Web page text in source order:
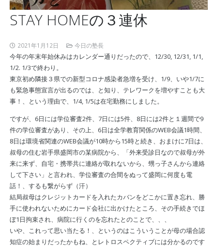
STAY HOMEの３連休
2021年1月12日 今日の塾長
今年の年末年始休みはカレンダー通りだったので、12/30, 12/31, 1/1,
1/2. 1/3で終わり。
東京初め隣接３県での新型コロナ感染者急増を受け、1/9、いや1/7に
も緊急事態宣言が出るのでは、と知り、テレワークを増やすことも大
事！、という理由で、1/4, 1/5は在宅勤務にしました。
ですが、6日には学位審査2件、7日には5件、8日には2件と１週間で9
件の学位審査があり、その上、6日は全学教育関係のWEB会議1時間、
8日は環境省関連のWEB会議が10時から15時と続き、おまけに7日は、
叔母の住む岩手県盛岡市の某病院から、「外来受診日なので叔母が外
来に来ず、自宅・携帯共に連絡が取れないから、甥っ子さんから連絡
して下さい」と言われ、学位審査の合間をぬって盛岡に何度も電
話！、するも繋がらず（汗）
結局叔母はクレジットカードを入れたカバンをどこかに置き忘れ、勝
手に使われないためにカード会社に出かけたところ、その手続きでほ
ぼ1日拘束され、病院に行くのを忘れたとのことで、、、
いや、これって思い当たる！、というのはこういうことが母の場合認
知症の始まりだったかもね、とレトロスペクティブには分かるのです